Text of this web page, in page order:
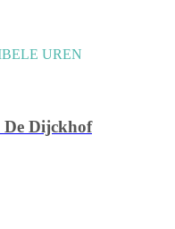
UREN
De Dijckhof